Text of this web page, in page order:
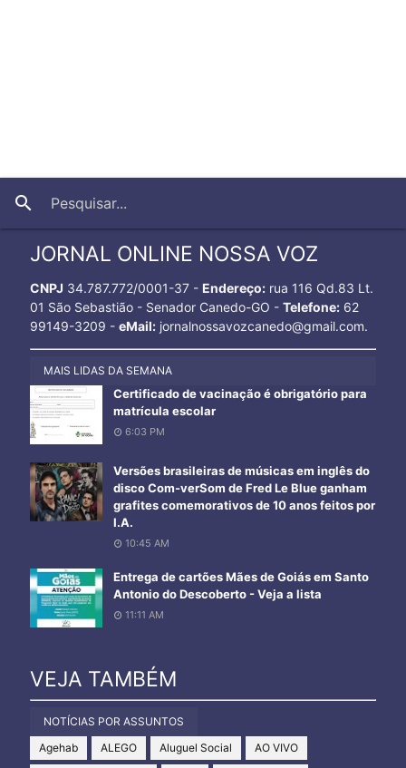
search
JORNAL ONLINE NOSSA VOZ
CNPJ 34.787.772/0001-37 - Endereço:rua 116 Qd.83 Lt.
01 São Sebastião - Senador Canedo-GO - Telefone:62
99149-3209 - eMail:jornalnossavozcanedo@gmail.com.
MAIS LIDAS DA SEMANA
Certificado de vacinação é obrigatório para
matrícula escolar
6:03 PM
Versões brasileiras de músicas em inglês do
disco Com-verSom de Fred Le Blue ganham
grafites comemorativos de 10 anos feitos por
I.A.
10:45 AM
Entrega de cartões Mães de Goiás em Santo
Antonio do Descoberto - Veja a lista
11:11 AM
VEJA TAMBÉM
NOTÍCIAS POR ASSUNTOS
Agehab
ALEGO Aluguel Social AO VIVO